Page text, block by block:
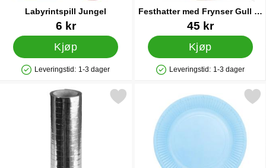
Labyrintspill Jungel
Varenummer 12480
6 kr
Kjøp
Produkttilgjengelighet: På lager
Leveringstid: 1-3 dager
Festhatter med Frynser Gull 5-
pakning
Varenummer 89625
45 kr
Kjøp
Produkttilgjengelighet: På lager
Leveringstid: 1-3 dager
Merk serpentin Metallic Sølv som favoritt
Merk papptallerkener Lyseblå